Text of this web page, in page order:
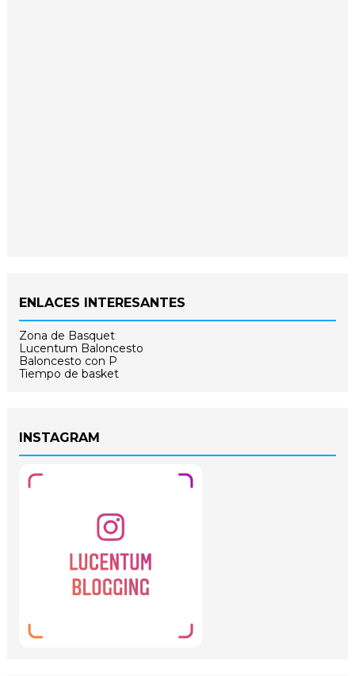
ENLACES INTERESANTES
Zona de Basquet
Lucentum Baloncesto
Baloncesto con P
Tiempo de basket
INSTAGRAM